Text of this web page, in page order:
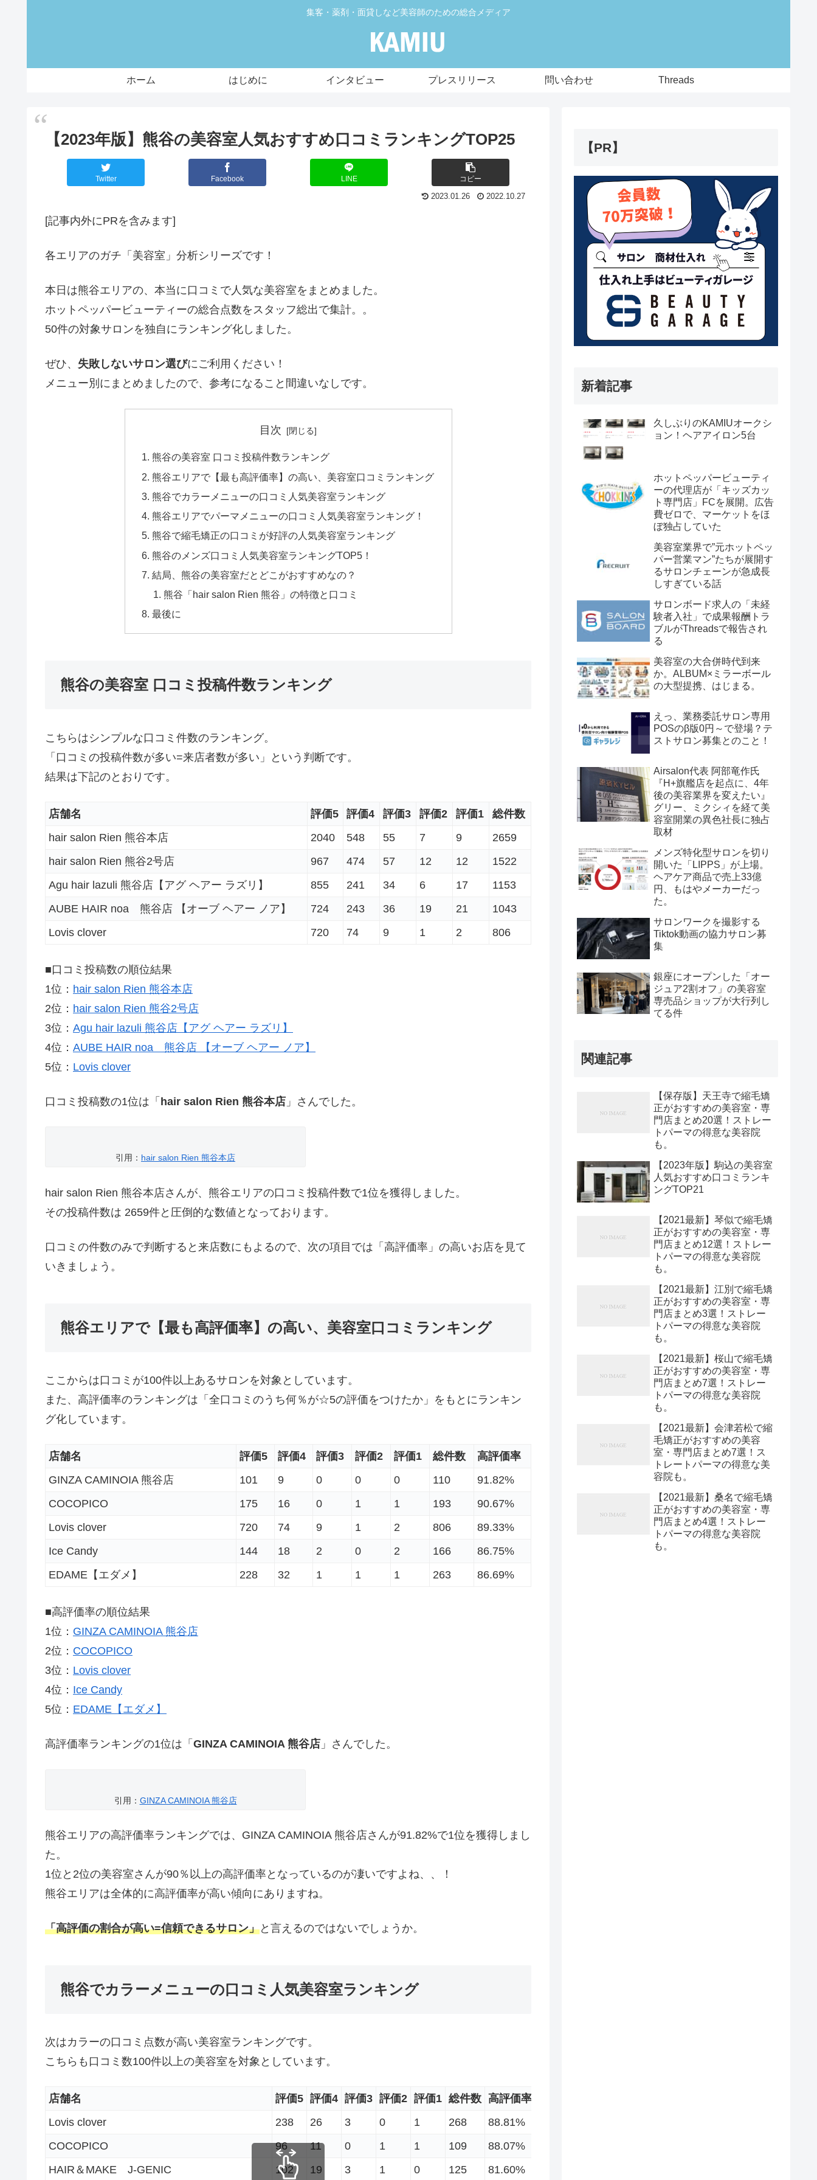
集客・薬剤・面貸しなど美容師のための総合メディア
ホーム はじめに インタビュー プレスリリース 問い合わせ Threads
【2023年版】熊谷の美容室人気おすすめ口コミランキングTOP25
Twitter Facebook LINE コピー
2023.01.26 2022.10.27
[記事内外にPRを含みます]
各エリアのガチ「美容室」分析シリーズです！
本日は熊谷エリアの、本当に口コミで人気な美容室をまとめました。
ホットペッパービューティーの総合点数をスタッフ総出で集計。。
50件の対象サロンを独自にランキング化しました。
ぜひ、 失敗しないサロン選びにご利用ください！
メニュー別にまとめましたので、参考になること間違いなしです。
目次
熊谷の美容室 口コミ投稿件数ランキング
熊谷エリアで【最も高評価率】の高い、美容室口コミランキング
熊谷でカラーメニューの口コミ人気美容室ランキング
熊谷エリアでパーマメニューの口コミ人気美容室ランキング！
熊谷で縮毛矯正の口コミが好評の人気美容室ランキング
熊谷のメンズ口コミ人気美容室ランキングTOP5！
結局、熊谷の美容室だとどこがおすすめなの？
熊谷「hair salon Rien 熊谷」の特徴と口コミ
最後に
熊谷の美容室 口コミ投稿件数ランキング
こちらはシンプルな口コミ件数のランキング。
「口コミの投稿件数が多い=来店者数が多い」という判断です。
結果は下記のとおりです。
店舗名 評価5 評価4 評価3 評価2 評価1
総件数
hair salon Rien 熊谷本店
2040 548 55 7 9
2659
hair salon Rien 熊谷2号店
967 474 57 12 12
1522
Agu hair lazuli 熊谷店【アグ ヘアー ラズリ】
855 241 34 6 17
1153
AUBE HAIR noa 熊谷店 【オーブ ヘアー ノア】
724 243 36 19 21
1043
Lovis clover
720 74 9 1 2 806
■口コミ投稿数の順位結果
1位： hair salon Rien 熊谷本店
2位： hair salon Rien 熊谷2号店
3位： Agu hair lazuli 熊谷店【アグ ヘアー ラズリ】
4位： AUBE HAIR noa 熊谷店 【オーブ ヘアー ノア】
5位： Lovis clover
口コミ投稿数の1位は「 hair salon Rien 熊谷本店 」さんでした。
引用： hair salon Rien 熊谷本店
hair salon Rien 熊谷本店さんが、熊谷エリアの口コミ投稿件数で1位を獲得しました。
その投稿件数は 2659件と圧倒的な数値となっております。
口コミの件数のみで判断すると来店数にもよるので、次の項目では「高評価率」の高いお店を見て
いきましょう。
熊谷エリアで【最も高評価率】の高い、美容室口コミランキング
ここからは口コミが100件以上あるサロンを対象としています。
また、高評価率のランキングは「全口コミのうち何％が☆5の評価をつけたか」をもとにランキン
グ化しています。
店舗名 評価5 評価4 評価3 評価2 評価1 総件数
高評価率
GINZA CAMINOIA 熊谷店
101 9 0 0 0 110
91.82%
COCOPICO
175 16 0 1 1 193
90.67%
Lovis clover
720 74 9 1 2 806
89.33%
Ice Candy
144 18 2 0 2 166
86.75%
EDAME【エダメ】
228 32 1 1 1 263 86.69%
■高評価率の順位結果
1位： GINZA CAMINOIA 熊谷店
2位： COCOPICO
3位： Lovis clover
4位： Ice Candy
5位： EDAME【エダメ】
高評価率ランキングの1位は「 GINZA CAMINOIA 熊谷店 」さんでした。
引用： GINZA CAMINOIA 熊谷店
熊谷エリアの高評価率ランキングでは、GINZA CAMINOIA 熊谷店さんが91.82%で1位を獲得しまし
た。
1位と2位の美容室さんが90％以上の高評価率となっているのが凄いですよね、、！
熊谷エリアは全体的に高評価率が高い傾向にありますね。
「高評価の割合が高い=信頼できるサロン」と言えるのではないでしょうか。
熊谷でカラーメニューの口コミ人気美容室ランキング
次はカラーの口コミ点数が高い美容室ランキングです。
こちらも口コミ数100件以上の美容室を対象としています。
店舗名 評価5 評価4 評価3 評価2 評価1 総件数 高評価率
Lovis clover
238 26 3 0 1 268
88.81%
COCOPICO
96 11 0 1 1 109
88.07%
HAIR＆MAKE J-GENIC
102 19 3 1 0 125 81.60%
【PR】
新着記事
久しぶりのKAMIUオークシ
ョン！ヘアアイロン5台
ホットペッパービューティ
ーの代理店が「キッズカッ
ト専門店」FCを展開。広告
費ゼロで、マーケットをほ
ぼ独占していた
美容室業界で”元ホットペッ
パー営業マン”たちが展開す
るサロンチェーンが急成長
しすぎている話
サロンボード求人の「未経
験者入社」で成果報酬トラ
ブルがThreadsで報告され
る
美容室の大合併時代到来
か。ALBUM×ミラーボール
の大型提携、はじまる。
えっ、業務委託サロン専用
POSのβ版0円～で登場？テ
ストサロン募集とのこと！
Airsalon代表 阿部竜作氏
『H+旗艦店を起点に、4年
後の美容業界を変えたい』
グリー、ミクシィを経て美
容室開業の異色社長に独占
取材
メンズ特化型サロンを切り
開いた「LIPPS」が上場。
ヘアケア商品で売上33億
円、もはやメーカーだっ
た。
サロンワークを撮影する
Tiktok動画の協力サロン募
集
銀座にオープンした「オー
ジュア2割オフ」の美容室
専売品ショップが大行列し
てる件
関連記事
【保存版】天王寺で縮毛矯
正がおすすめの美容室・専
門店まとめ20選！ストレー
トパーマの得意な美容院
も。
【2023年版】駒込の美容室
人気おすすめ口コミランキ
ングTOP21
【2021最新】琴似で縮毛矯
正がおすすめの美容室・専
門店まとめ12選！ストレー
トパーマの得意な美容院
も。
【2021最新】江別で縮毛矯
正がおすすめの美容室・専
門店まとめ3選！ストレー
トパーマの得意な美容院
も。
【2021最新】桜山で縮毛矯
正がおすすめの美容室・専
門店まとめ7選！ストレー
トパーマの得意な美容院
も。
【2021最新】会津若松で縮
毛矯正がおすすめの美容
室・専門店まとめ7選！ス
トレートパーマの得意な美
容院も。
【2021最新】桑名で縮毛矯
正がおすすめの美容室・専
門店まとめ4選！ストレー
トパーマの得意な美容院
も。